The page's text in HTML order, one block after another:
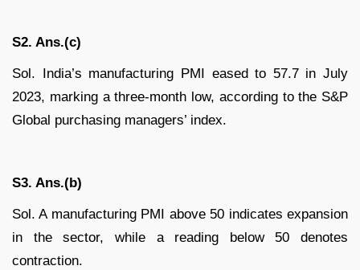
S2. Ans.(c)
Sol. India’s manufacturing PMI eased to 57.7 in July
2023, marking a three-month low, according to the S&P
Global purchasing managers’ index.
S3. Ans.(b)
Sol. A manufacturing PMI above 50 indicates expansion
in the sector, while a reading below 50 denotes
contraction.